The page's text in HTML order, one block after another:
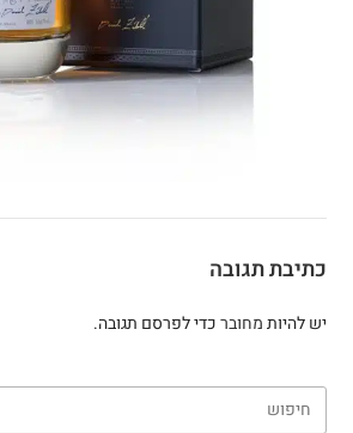
כתיבת תגובה
יש להיותמחוברכדי לפרסם תגובה.